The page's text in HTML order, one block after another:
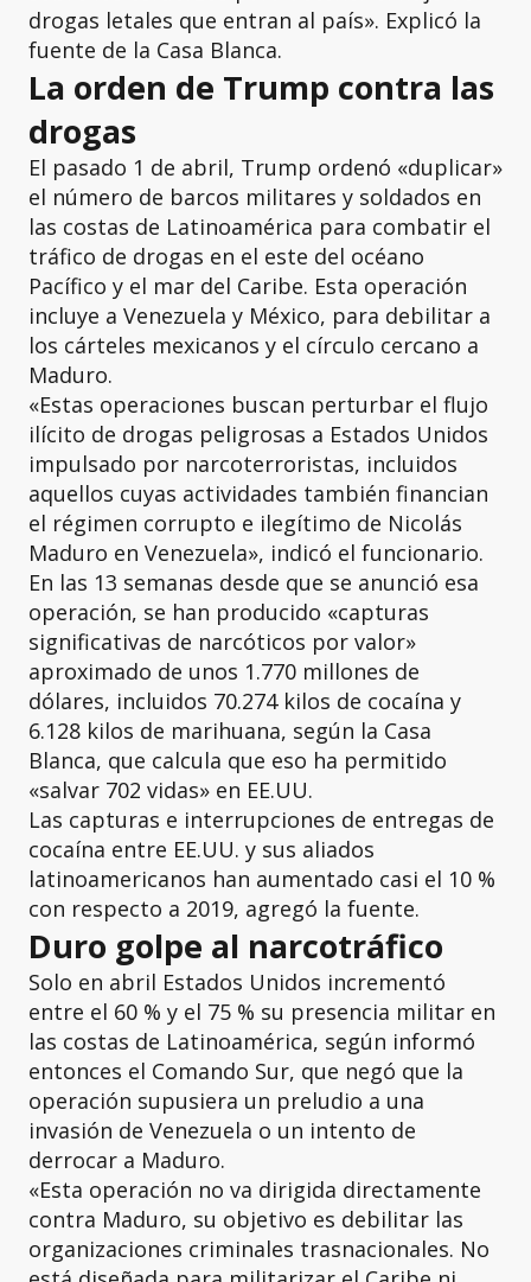
drogas letales que entran al país». Explicó la
fuente de la Casa Blanca.
La orden de Trump contra las
drogas
El pasado 1 de abril, Trump ordenó «duplicar»
el número de barcos militares y soldados en
las costas de Latinoamérica para combatir el
tráfico de drogas en el este del océano
Pacífico y el mar del Caribe. Esta operación
incluye a Venezuela y México, para debilitar a
los cárteles mexicanos y el círculo cercano a
Maduro.
«Estas operaciones buscan perturbar el flujo
ilícito de drogas peligrosas a Estados Unidos
impulsado por narcoterroristas, incluidos
aquellos cuyas actividades también financian
el régimen corrupto e ilegítimo de Nicolás
Maduro en Venezuela», indicó el funcionario.
En las 13 semanas desde que se anunció esa
operación, se han producido «capturas
significativas de narcóticos por valor»
aproximado de unos 1.770 millones de
dólares, incluidos 70.274 kilos de cocaína y
6.128 kilos de marihuana, según la Casa
Blanca, que calcula que eso ha permitido
«salvar 702 vidas» en EE.UU.
Las capturas e interrupciones de entregas de
cocaína entre EE.UU. y sus aliados
latinoamericanos han aumentado casi el 10 %
con respecto a 2019, agregó la fuente.
Duro golpe al narcotráfico
Solo en abril Estados Unidos incrementó
entre el 60 % y el 75 % su presencia militar en
las costas de Latinoamérica, según informó
entonces el Comando Sur, que negó que la
operación supusiera un preludio a una
invasión de Venezuela o un intento de
derrocar a Maduro.
«Esta operación no va dirigida directamente
contra Maduro, su objetivo es debilitar las
organizaciones criminales trasnacionales. No